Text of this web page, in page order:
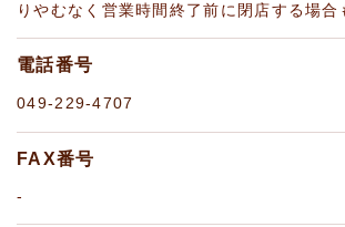
りやむなく営業時間終了前に閉店する場合
電話番号
049-229-4707
FAX番号
-